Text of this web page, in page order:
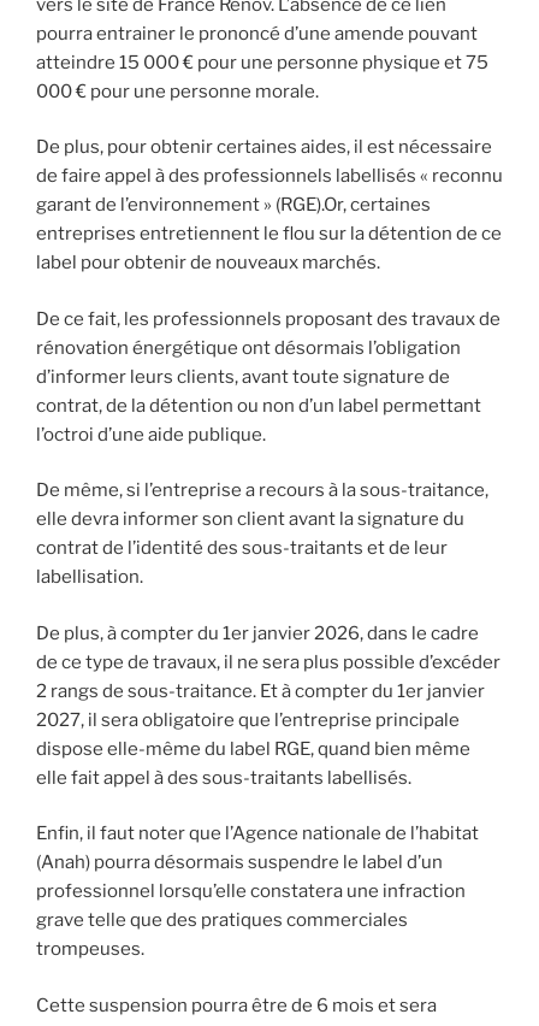
vers le site de France Rénov. L’absence de ce lien
pourra entrainer le prononcé d’une amende pouvant
atteindre 15 000 € pour une personne physique et 75
000 € pour une personne morale.
De plus, pour obtenir certaines aides, il est nécessaire
de faire appel à des professionnels labellisés « reconnu
garant de l’environnement » (RGE).Or, certaines
entreprises entretiennent le flou sur la détention de ce
label pour obtenir de nouveaux marchés.
De ce fait, les professionnels proposant des travaux de
rénovation énergétique ont désormais l’obligation
d’informer leurs clients, avant toute signature de
contrat, de la détention ou non d’un label permettant
l’octroi d’une aide publique.
De même, si l’entreprise a recours à la sous-traitance,
elle devra informer son client avant la signature du
contrat de l’identité des sous-traitants et de leur
labellisation.
De plus, à compter du 1er janvier 2026, dans le cadre
de ce type de travaux, il ne sera plus possible d’excéder
2 rangs de sous-traitance. Et à compter du 1er janvier
2027, il sera obligatoire que l’entreprise principale
dispose elle-même du label RGE, quand bien même
elle fait appel à des sous-traitants labellisés.
Enfin, il faut noter que l’Agence nationale de l’habitat
(Anah) pourra désormais suspendre le label d’un
professionnel lorsqu’elle constatera une infraction
grave telle que des pratiques commerciales
trompeuses.
Cette suspension pourra être de 6 mois et sera